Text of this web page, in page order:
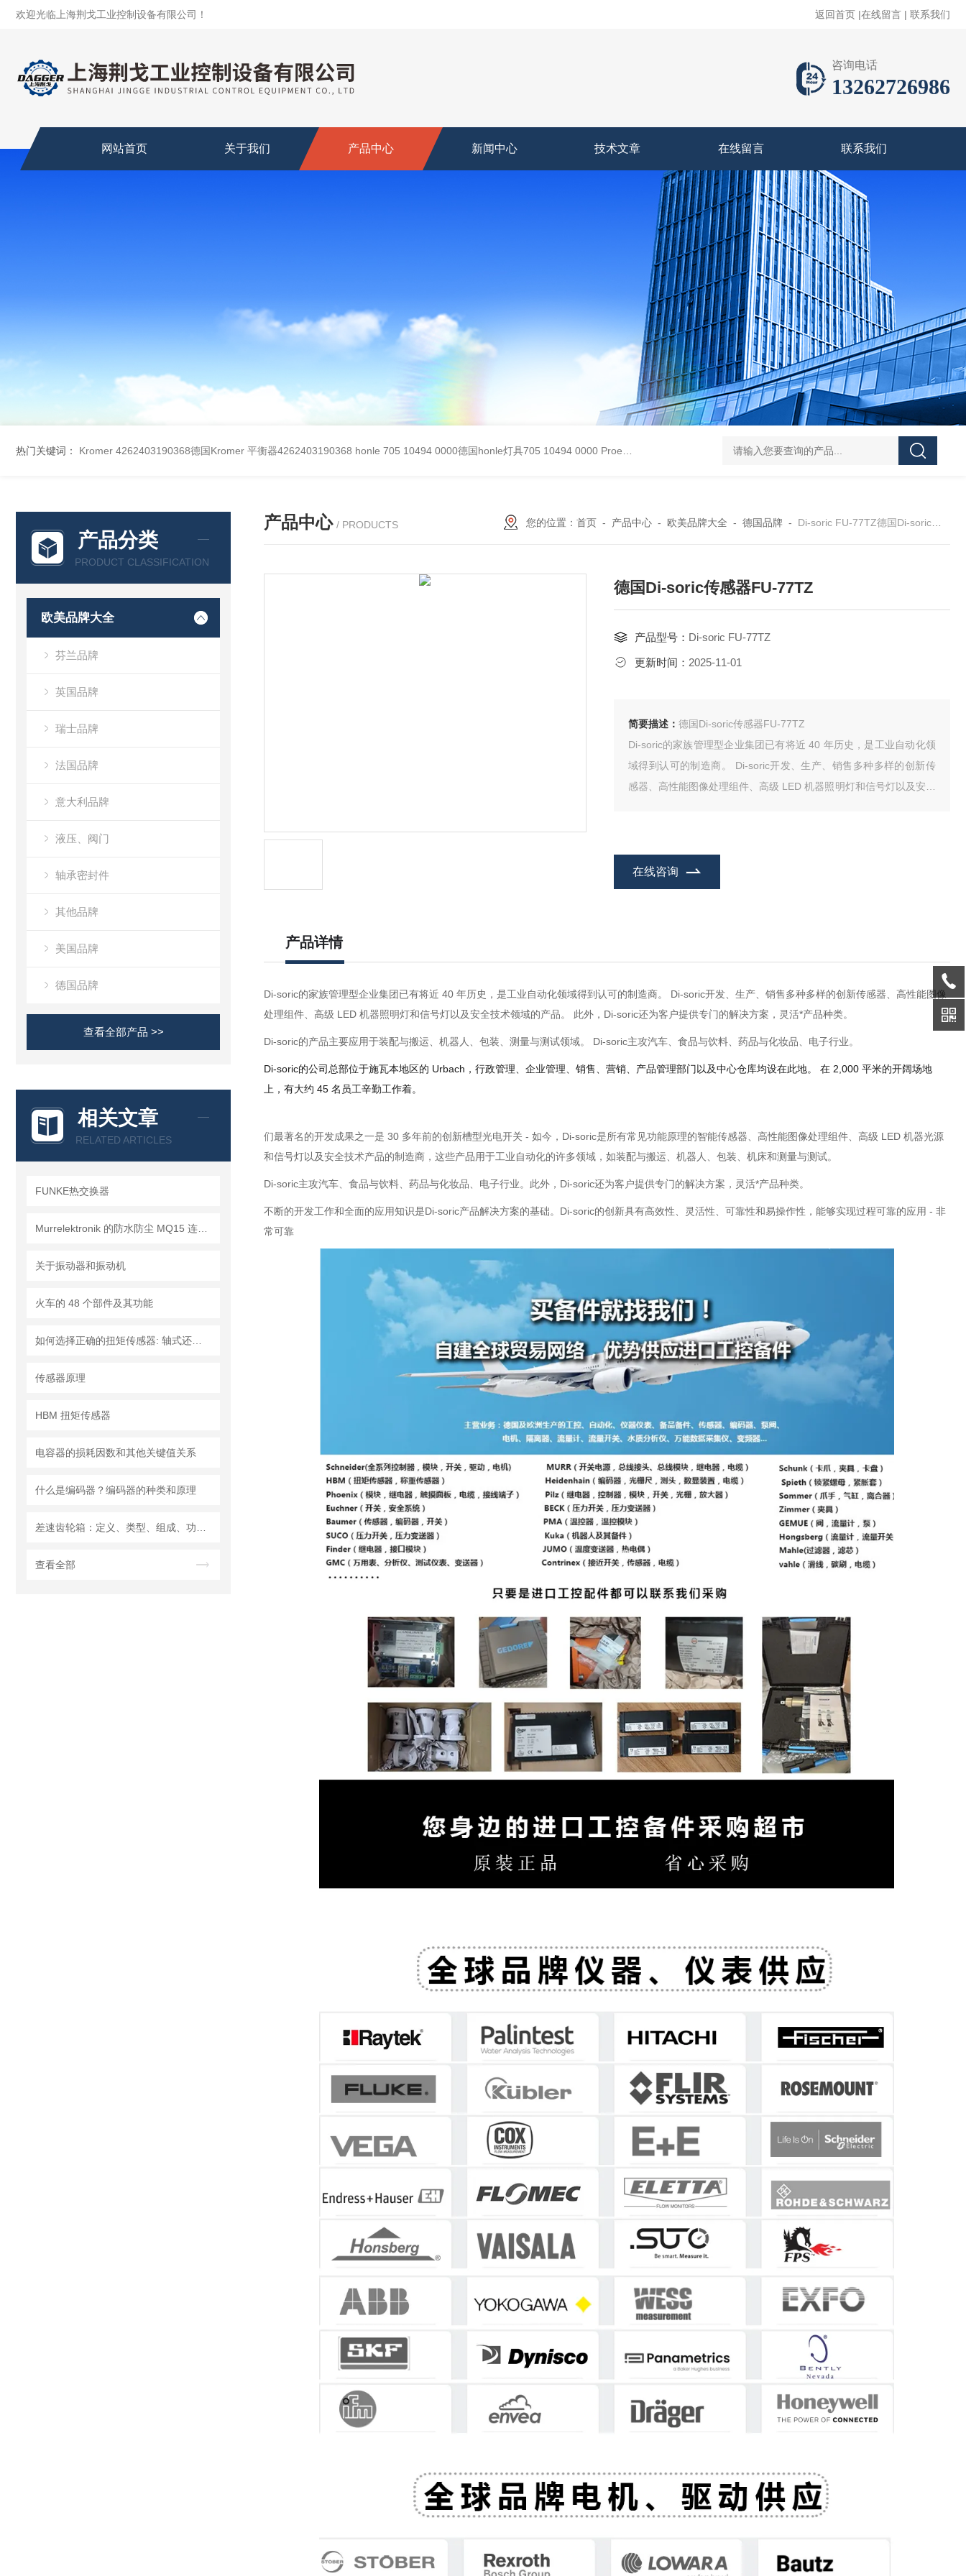
欢迎光临上海荆戈工业控制设备有限公司！ 返回首页 |在线留言 | 联系我们
咨询电话
13262726986
网站首页 关于我们 产品中心 新闻中心 技术文章 在线留言 联系我们
热门关键词： Kromer 4262403190368德国Kromer 平衡器4262403190368 honle 705 10494 0000德国honle灯具705 10494 0000 Proemion wireless 4001德国Proemion模块CANlink wireless 4001 asutec ASU-
产品分类
PRODUCT CLASSIFICATION
欧美品牌大全
芬兰品牌
英国品牌
瑞士品牌
法国品牌
意大利品牌
液压、阀门
轴承密封件
其他品牌
美国品牌
德国品牌
查看全部产品 >>
相关文章
RELATED ARTICLES
FUNKE热交换器
关于振动器和振动机
火车的 48 个部件及其功能
传感器原理
HBM 扭矩传感器
电容器的损耗因数和其他关键值关系
什么是编码器？编码器的种类和原理
查看全部
产品中心 / PRODUCTS 您的位置： 首页- 产品中心- 欧美品牌大全 - 德国品牌 - Di-soric FU-77TZ德国Di-soric传感器FU-77TZ
德国Di-soric传感器FU-77TZ
产品型号： Di-soric FU-77TZ
更新时间： 2025-11-01
简要描述： 德国Di-soric传感器FU-77TZ
Di-soric的家族管理型企业集团已有将近 40 年历史，是工业自动化领
域得到认可的制造商。 Di-soric开发、生产、销售多种多样的创新传
感器、高性能图像处理组件、高级 LED 机器照明灯和信号灯以及安全
在线咨询
产品详情
Di-soric的家族管理型企业集团已有将近 40 年历史，是工业自动化领域得到认可的制造商。 Di-soric开发、生产、销售多种多样的创新传感器、高性能图像
处理组件、高级 LED 机器照明灯和信号灯以及安全技术领域的产品。 此外，Di-soric还为客户提供专门的解决方案，灵活*产品种类。
Di-soric的产品主要应用于装配与搬运、机器人、包装、测量与测试领域。 Di-soric主攻汽车、食品与饮料、药品与化妆品、电子行业。
Di-soric的公司总部位于施瓦本地区的 Urbach，行政管理、企业管理、销售、营销、产品管理部门以及中心仓库均设在此地。 在 2,000 平米的开阔场地
上，有大约 45 名员工辛勤工作着。
们最著名的开发成果之一是 30 多年前的创新槽型光电开关 - 如今，Di-soric是所有常见功能原理的智能传感器、高性能图像处理组件、高级 LED 机器光源
和信号灯以及安全技术产品的制造商，这些产品用于工业自动化的许多领域，如装配与搬运、机器人、包装、机床和测量与测试。
Di-soric主攻汽车、食品与饮料、药品与化妆品、电子行业。此外，Di-soric还为客户提供专门的解决方案，灵活*产品种类。
不断的开发工作和全面的应用知识是Di-soric产品解决方案的基础。Di-soric的创新具有高效性、灵活性、可靠性和易操作性，能够实现过程可靠的应用 - 非
常可靠